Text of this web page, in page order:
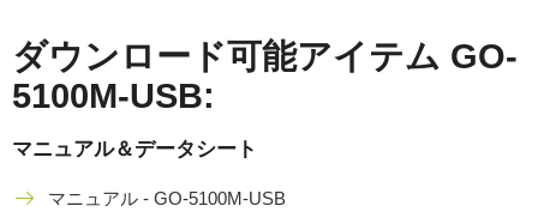
ダウンロード可能アイテム GO-
5100M-USB:
マニュアル＆データシート
マニュアル - GO-5100M-USB